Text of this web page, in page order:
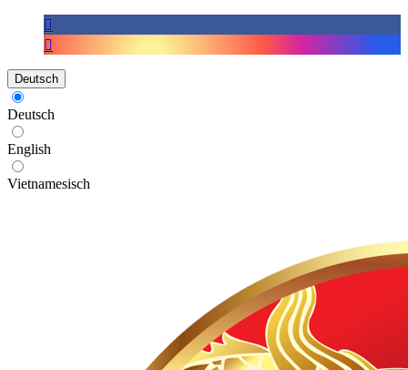
Deutsch
Deutsch
English
Vietnamesisch